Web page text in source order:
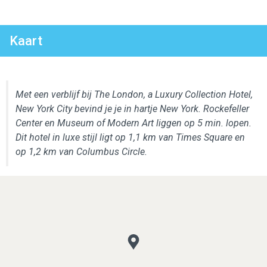
Kaart
Met een verblijf bij The London, a Luxury Collection Hotel,
New York City bevind je je in hartje New York. Rockefeller
Center en Museum of Modern Art liggen op 5 min. lopen.
Dit hotel in luxe stijl ligt op 1,1 km van Times Square en
op 1,2 km van Columbus Circle.